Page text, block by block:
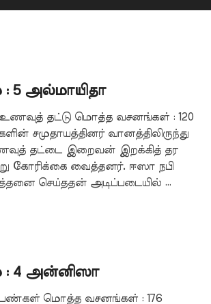
: 5 அல்மாயிதா
தட்டு மொத்த வசனங்கள் : 120
சமுதாயத்தினர் வானத்திலிருந்து
தட்டை இறைவன் இறக்கித் தர
கோரிக்கை வைத்தனர். ஈஸா நபி
செய்ததன் அடிப்படையில் …
: 4 அன்னிஸா
மொத்த வசனங்கள் : 176